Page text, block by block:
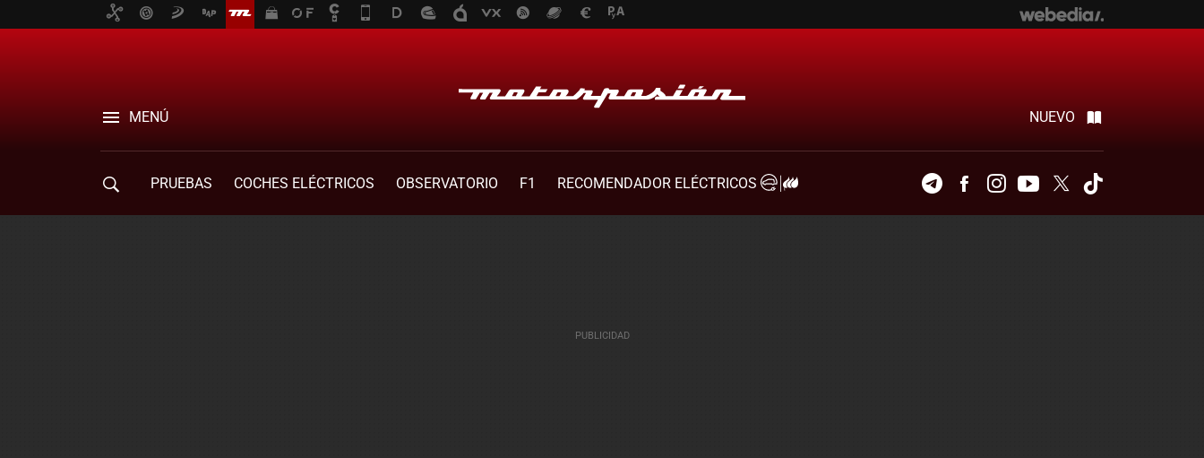
MENÚ NUEVO
PRUEBAS COCHES ELÉCTRICOS OBSERVATORIO F1
RECOMENDADOR ELÉCTRICOS
TelegramFacebookInstagramYoutubeTwitter